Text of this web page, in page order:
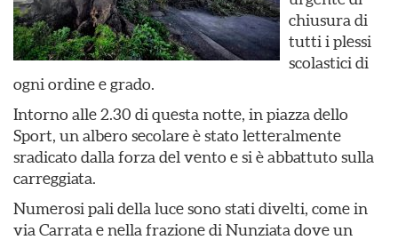
chiusura di
tutti i plessi
scolastici di
ogni ordine e grado.
Intorno alle 2.30 di questa notte, in piazza dello
Sport, un albero secolare è stato letteralmente
sradicato dalla forza del vento e si è abbattuto sulla
carreggiata.
Numerosi pali della luce sono stati divelti, come in
via Carrata e nella frazione di Nunziata dove un